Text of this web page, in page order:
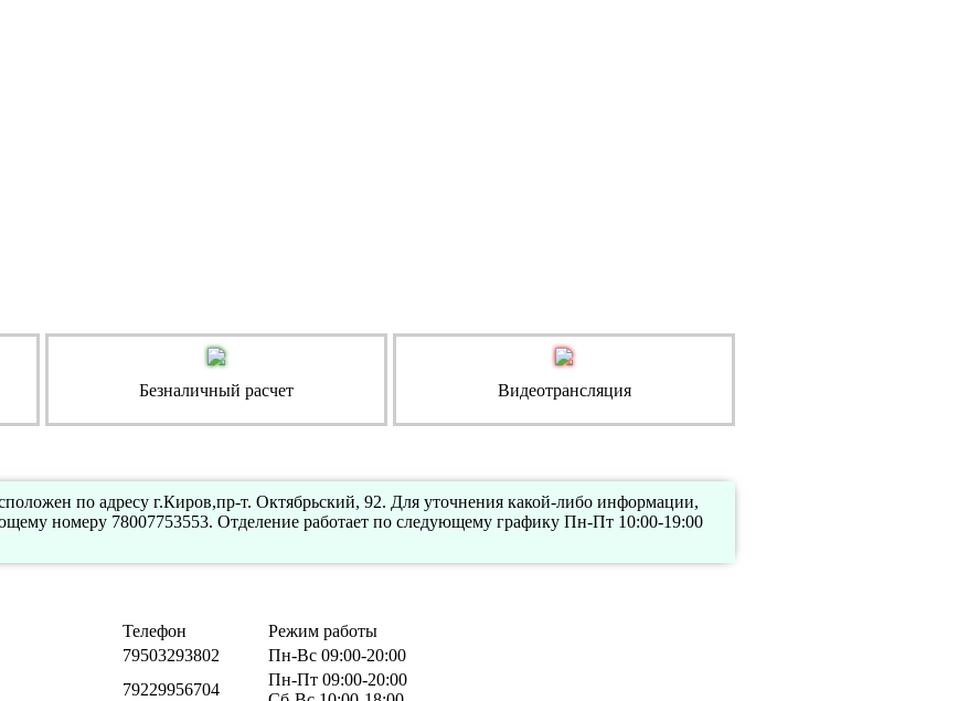
Безналичный расчет Видеотрансляция
по адресу г.Киров,пр-т. Октябрьский, 92. Для уточнения какой-либо информации,
номеру 78007753553. Отделение работает по следующему графику Пн-Пт 10:00-19:00
Телефон
Режим работы
79503293802
Пн-Вс 09:00-20:00
79229956704
Пн-Пт 09:00-20:00